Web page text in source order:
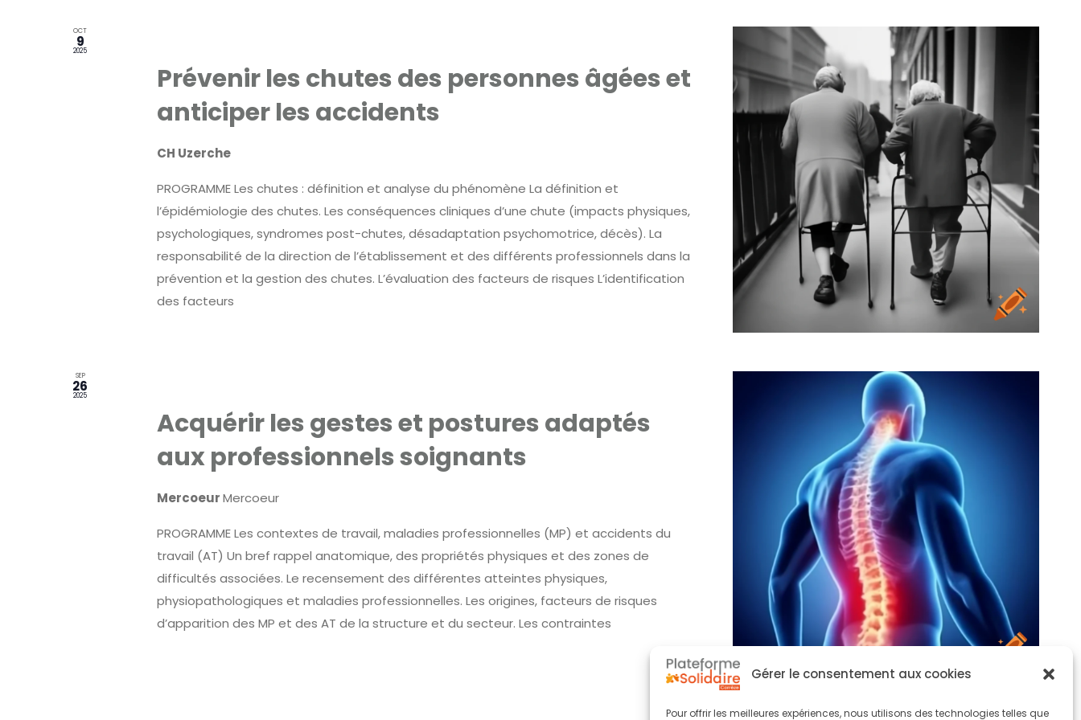
Gérer le consentement aux cookies
Pour offrir les meilleures expériences, nous utilisons des technologies telles que
de
Évènements
OCT
9
2025
Prévenir les chutes des personnes âgées et
anticiper les accidents
CH Uzerche
PROGRAMME Les chutes : définition et analyse du phénomène La définition et
l’épidémiologie des chutes. Les conséquences cliniques d’une chute (impacts physiques,
psychologiques, syndromes post-chutes, désadaptation psychomotrice, décès). La
responsabilité de la direction de l’établissement et des différents professionnels dans la
prévention et la gestion des chutes. L’évaluation des facteurs de risques L’identification
des facteurs
SEP
26
2025
Acquérir les gestes et postures adaptés
aux professionnels soignants
MercoeurMercoeur
PROGRAMME Les contextes de travail, maladies professionnelles (MP) et accidents du
travail (AT) Un bref rappel anatomique, des propriétés physiques et des zones de
difficultés associées. Le recensement des différentes atteintes physiques,
physiopathologiques et maladies professionnelles. Les origines, facteurs de risques
d’apparition des MP et des AT de la structure et du secteur. Les contraintes